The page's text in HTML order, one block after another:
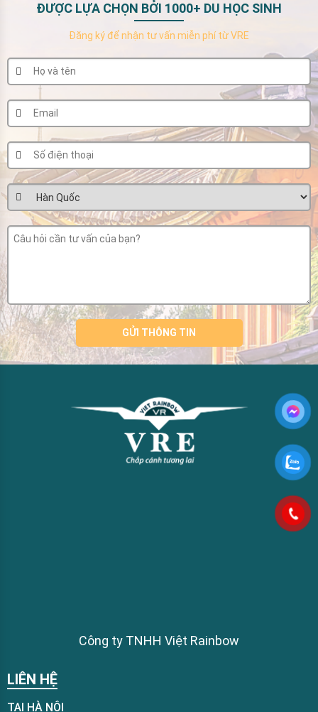
ĐƯỢC LỰA CHỌN BỞI 1000+ DU HỌC SINH
Đăng ký để nhận tư vấn miễn phí từ VRE
Công ty TNHH Việt Rainbow
LIÊN HỆ
TẠI HÀ NỘI